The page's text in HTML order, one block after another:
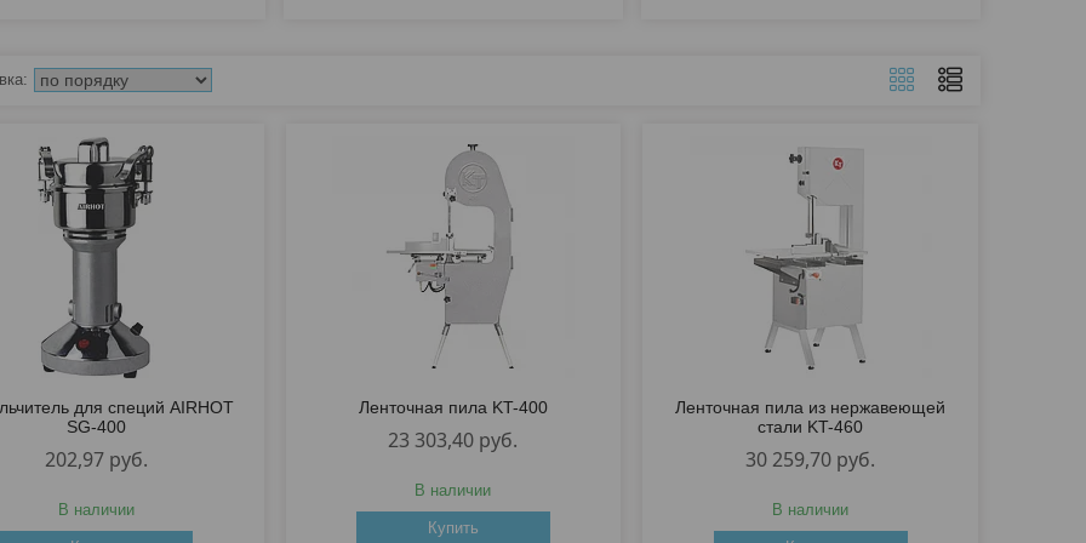
для специй AIRHOT
SG-400
202,97 руб.
В наличии
Ленточная пила KT-400
23 303,40 руб.
В наличии
Купить
Ленточная пила из нержавеющей
стали KT-460
30 259,70 руб.
В наличии